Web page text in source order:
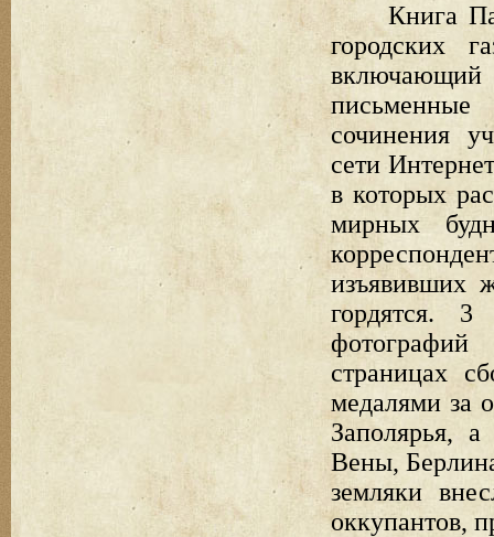
Книга
городских
сочинения
сети
в которых
мирных
изъявивших
гордятся.
страницах
медалями за
Заполярья, а
Вены,
земляки
оккупантов,